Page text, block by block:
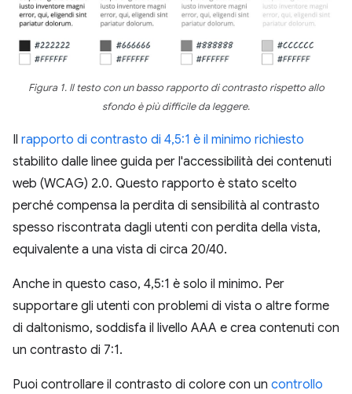
Figura 1. Il testo con un basso rapporto di contrasto rispetto allo
sfondo è più difficile da leggere.
Il rapporto di contrasto di 4,5:1 è il minimo richiesto
stabilito dalle linee guida per l'accessibilità dei contenuti
web (WCAG) 2.0. Questo rapporto è stato scelto
perché compensa la perdita di sensibilità al contrasto
spesso riscontrata dagli utenti con perdita della vista,
equivalente a una vista di circa 20/40.
Anche in questo caso, 4,5:1 è solo il minimo. Per
supportare gli utenti con problemi di vista o altre forme
di daltonismo, soddisfa il livello AAA e crea contenuti con
un contrasto di 7:1.
Puoi controllare il contrasto di colore con un controllo